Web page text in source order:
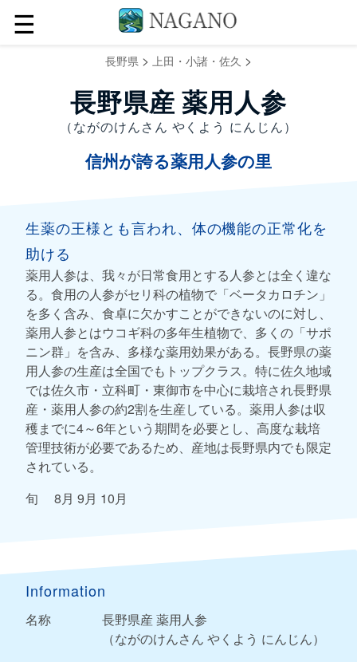
☰
長野県 > 上田・小諸・佐久 >
長野県産 薬用人参
（ながのけんさん やくよう にんじん）
信州が誇る薬用人参の里
生薬の王様とも言われ、体の機能の正常化を
助ける
薬用人参は、我々が日常食用とする人参とは全く違な
る。食用の人参がセリ科の植物で「ベータカロチン」
を多く含み、食卓に欠かすことができないのに対し、
薬用人参とはウコギ科の多年生植物で、多くの「サポ
ニン群」を含み、多様な薬用効果がある。長野県の薬
用人参の生産は全国でもトップクラス。特に佐久地域
では佐久市・立科町・東御市を中心に栽培され長野県
産・薬用人参の約2割を生産している。薬用人参は収
穫までに4～6年という期間を必要とし、高度な栽培
管理技術が必要であるため、産地は長野県内でも限定
されている。
旬 8月 9月 10月
Information
名称
長野県産 薬用人参
（ながのけんさん やくよう にんじん）